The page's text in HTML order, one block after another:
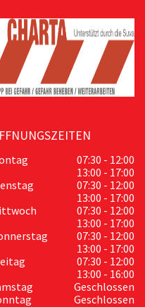
07:30 - 12:00
13:00 - 17:00
07:30 - 12:00
13:00 - 17:00
07:30 - 12:00
13:00 - 17:00
07:30 - 12:00
13:00 - 17:00
07:30 - 12:00
13:00 - 16:00
Geschlossen
Geschlossen